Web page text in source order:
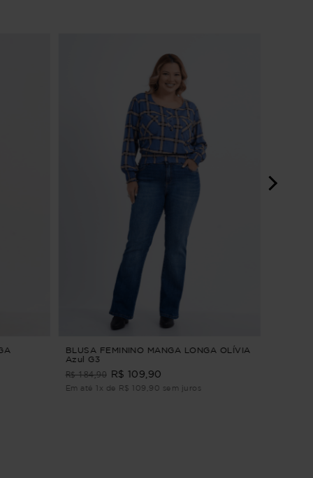
BLUSA FEMININO MANGA LONGA OLÍVIA
Azul G3
R$ 184,90 R$ 109,90
Em até 1x de R$ 109,90 sem juros